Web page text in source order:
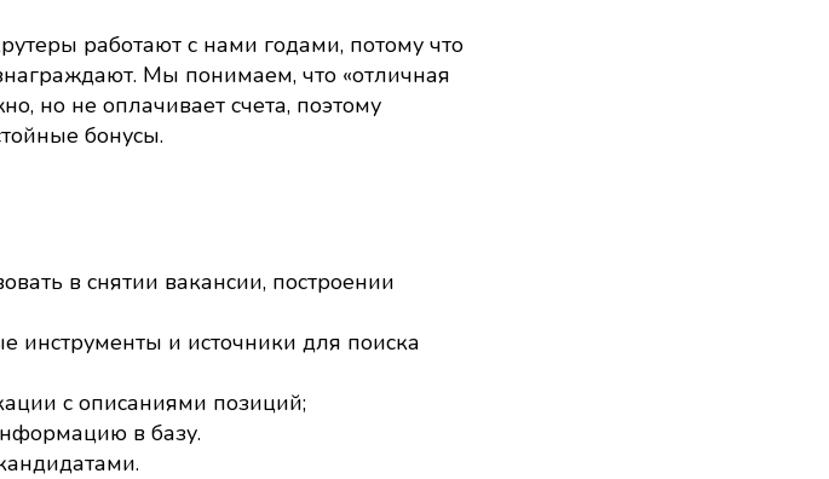
работают с нами годами, потому что
Мы понимаем, что «отличная
но не оплачивает счета, поэтому
бонусы.
в снятии вакансии, построении
инструменты и источники для поиска
с описаниями позиций;
в базу.